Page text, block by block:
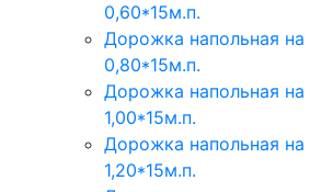
0,60*15м.п.
Дорожка напольная на
0,80*15м.п.
Дорожка напольная на
1,00*15м.п.
Дорожка напольная на
1,20*15м.п.